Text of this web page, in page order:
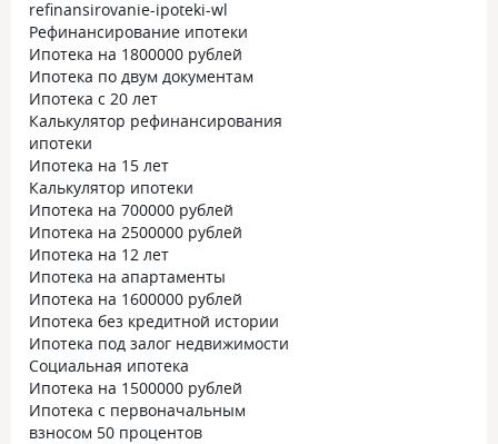
refinansirovanie-ipoteki-wl
Рефинансирование ипотеки
Ипотека на 1800000 рублей
Ипотека по двум документам
Ипотека с 20 лет
Калькулятор рефинансирования
ипотеки
Ипотека на 15 лет
Калькулятор ипотеки
Ипотека на 700000 рублей
Ипотека на 2500000 рублей
Ипотека на 12 лет
Ипотека на апартаменты
Ипотека на 1600000 рублей
Ипотека без кредитной истории
Ипотека под залог недвижимости
Социальная ипотека
Ипотека на 1500000 рублей
Ипотека с первоначальным
взносом 50 процентов